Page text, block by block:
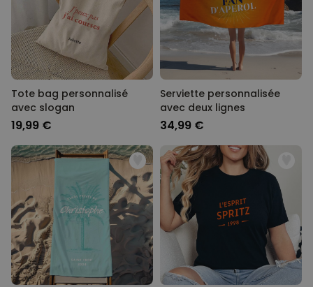
Tote bag personnalisé
avec slogan
19,99 €
Serviette personnalisée
avec deux lignes
34,99 €